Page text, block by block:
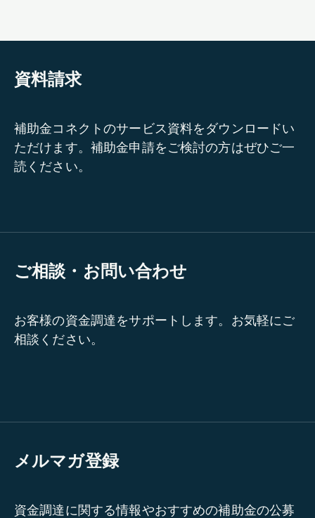
資料請求
補助金コネクトのサービス資料をダウンロードい
ただけます。補助金申請をご検討の方はぜひご一
読ください。
ご相談・お問い合わせ
お客様の資金調達をサポートします。お気軽にご
相談ください。
メルマガ登録
資金調達に関する情報やおすすめの補助金の公募